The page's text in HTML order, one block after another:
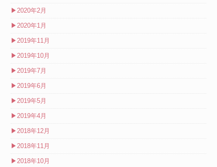
▶2020年2月
▶2020年1月
▶2019年11月
▶2019年10月
▶2019年7月
▶2019年6月
▶2019年5月
▶2019年4月
▶2018年12月
▶2018年11月
▶2018年10月